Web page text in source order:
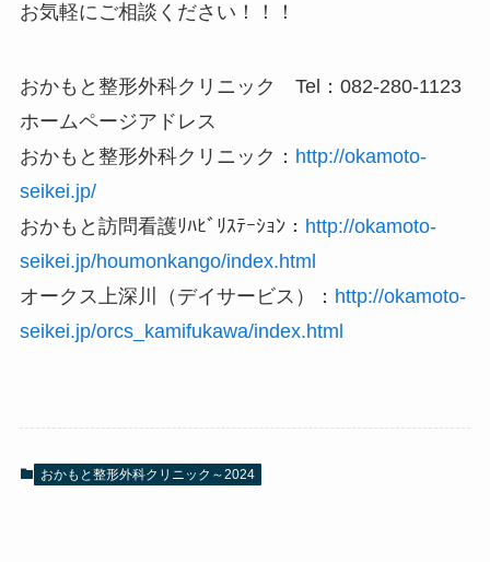
お気軽にご相談ください！！！
おかもと整形外科クリニック Tel：082‐280‐1123
ホームページアドレス
おかもと整形外科クリニック： http://okamoto-
seikei.jp/
おかもと訪問看護ﾘﾊﾋﾞﾘｽﾃｰｼｮﾝ： http://okamoto-
seikei.jp/houmonkango/index.html
オークス上深川（デイサービス）： http://okamoto-
seikei.jp/orcs_kamifukawa/index.html
おかもと整形外科クリニック～2024